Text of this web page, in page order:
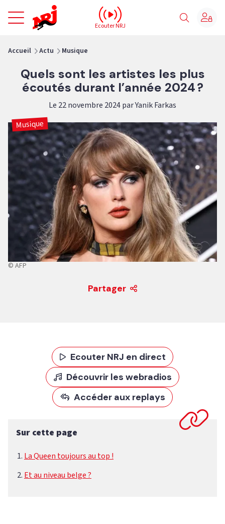
NRJ - Accueil
Ecouter NRJ
Accueil Actu Musique
Quels sont les artistes les plus
écoutés durant l’année 2024 ?
Le 22 novembre 2024 par Yanik Farkas
Musique
© AFP
Partager
Ecouter NRJ en direct
Découvrir les webradios
Accéder aux replays
Sur cette page
La Queen toujours au top !
Et au niveau belge ?